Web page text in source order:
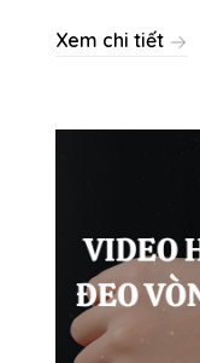
Xem chi tiết